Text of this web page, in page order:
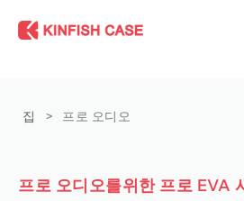
집 > 프로 오디오
프로 오디오를위한 프로 EVA